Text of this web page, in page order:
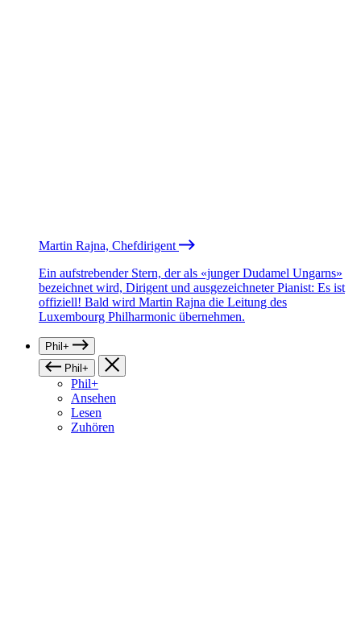
Martin Rajna, Chefdirigent
Ein aufstrebender Stern, der als «junger Dudamel Ungarns»
bezeichnet wird, Dirigent und ausgezeichneter Pianist: Es ist
offiziell! Bald wird Martin Rajna die Leitung des
Luxembourg Philharmonic übernehmen.
Phil+
Phil+
Phil+
Ansehen
Lesen
Zuhören